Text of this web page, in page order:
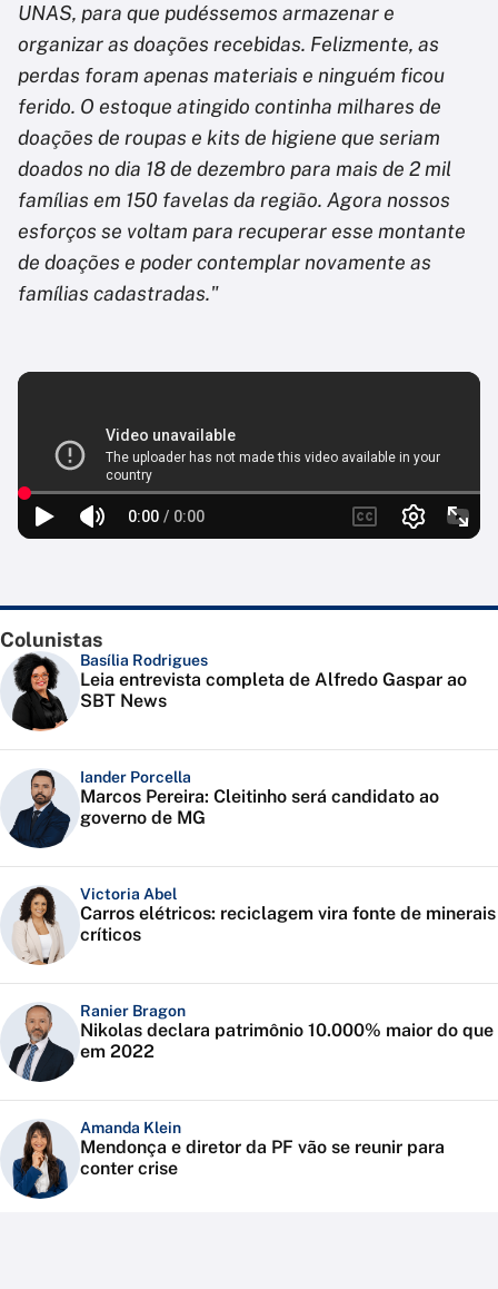
UNAS, para que pudéssemos armazenar e
organizar as doações recebidas. Felizmente, as
perdas foram apenas materiais e ninguém ficou
ferido. O estoque atingido continha milhares de
doações de roupas e kits de higiene que seriam
doados no dia 18 de dezembro para mais de 2 mil
famílias em 150 favelas da região. Agora nossos
esforços se voltam para recuperar esse montante
de doações e poder contemplar novamente as
famílias cadastradas."
Colunistas
Basília Rodrigues
Leia entrevista completa de Alfredo Gaspar ao
SBT News
Iander Porcella
Marcos Pereira: Cleitinho será candidato ao
governo de MG
Victoria Abel
Carros elétricos: reciclagem vira fonte de minerais
críticos
Ranier Bragon
Nikolas declara patrimônio 10.000% maior do que
em 2022
Amanda Klein
Mendonça e diretor da PF vão se reunir para
conter crise